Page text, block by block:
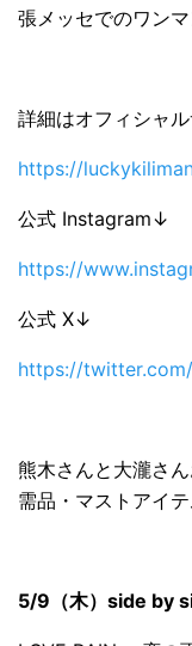
張メッセでのワン
詳細はオフィシャ
https://
公式 Instagram↓
https://
公式 X↓
https://
熊木さんと大瀧さ
需品・マストアイ
5/9（木）side by